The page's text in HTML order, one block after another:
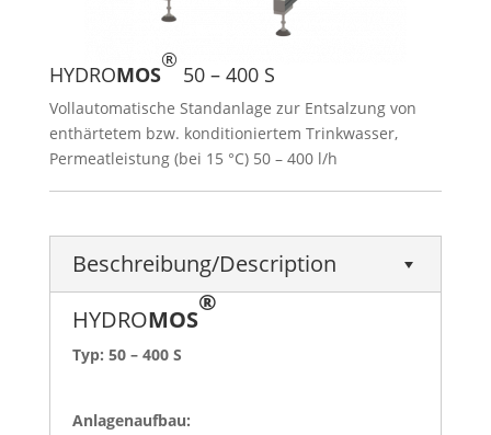
HYDROMOS
®
50 – 400 S
Vollautomatische Standanlage zur Entsalzung von
enthärtetem bzw. konditioniertem Trinkwasser,
Permeatleistung (bei 15 °C) 50 – 400 l/h
Beschreibung/Description
HYDROMOS
®
Typ: 50 – 400 S
Anlagenaufbau: